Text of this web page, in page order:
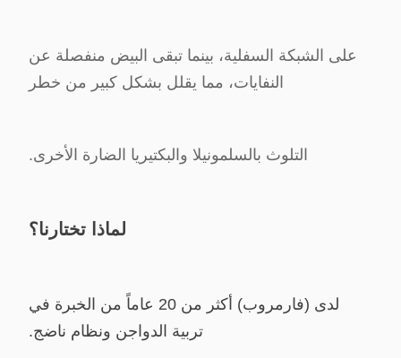
على الشبكة السفلية، بينما تبقى البيض منفصلة عن
النفايات، مما يقلل بشكل كبير من خطر
التلوث بالسلمونيلا والبكتيريا الضارة الأخرى.
لماذا تختارنا؟
لدى (فارمروب) أكثر من 20 عاماً من الخبرة في
تربية الدواجن ونظام ناضج.